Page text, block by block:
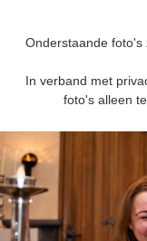
Onderstaande foto's
In verband met
foto's alleen